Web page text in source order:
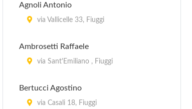
Agnoli Antonio
via Vallicelle 33, Fiuggi
Ambrosetti Raffaele
via Sant'Emiliano , Fiuggi
Bertucci Agostino
via Casali 18, Fiuggi